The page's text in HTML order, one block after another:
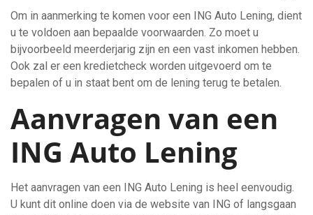
Om in aanmerking te komen voor een ING Auto Lening, dient
u te voldoen aan bepaalde voorwaarden. Zo moet u
bijvoorbeeld meerderjarig zijn en een vast inkomen hebben.
Ook zal er een kredietcheck worden uitgevoerd om te
bepalen of u in staat bent om de lening terug te betalen.
Aanvragen van een
ING Auto Lening
Het aanvragen van een ING Auto Lening is heel eenvoudig.
U kunt dit online doen via de website van ING of langsgaan